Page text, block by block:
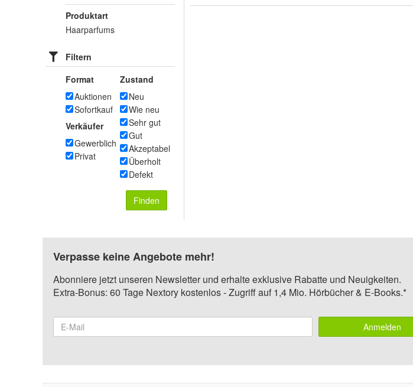
Produktart
Haarparfums
Filtern
Format
Auktionen
Sofortkauf
Verkäufer
Gewerblich
Privat
Zustand
Neu
Wie neu
Sehr gut
Gut
Akzeptabel
Überholt
Defekt
Finden
Verpasse keine Angebote mehr!
Abonniere jetzt unseren Newsletter und erhalte exklusive Rabatte und Neuigkeiten.
Extra-Bonus: 60 Tage Nextory kostenlos - Zugriff auf 1,4 Mio. Hörbücher & E-Books.*
Anmelden